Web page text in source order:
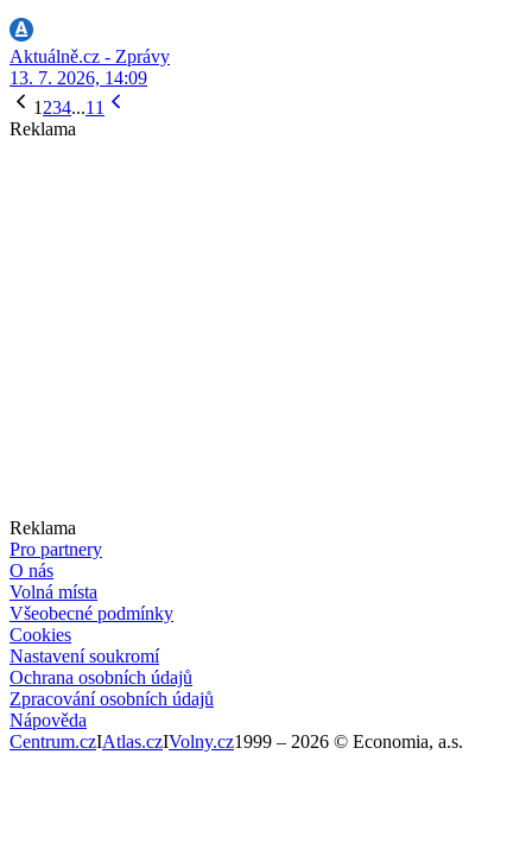
Aktuálně.cz - Zprávy
13. 7. 2026, 14:09
1234...11
Reklama
Reklama
Pro partnery
O nás
Volná místa
Všeobecné podmínky
Cookies
Nastavení soukromí
Ochrana osobních údajů
Zpracování osobních údajů
Nápověda
Centrum.czIAtlas.czIVolny.cz1999 – 2026 © Economia, a.s.